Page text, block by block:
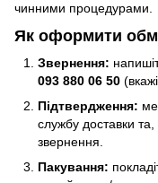
чинними процедурами.
Як оформити
Звернення:
093 880 06 50
Підтвердження:
службу доставки
звернення.
Пакування: